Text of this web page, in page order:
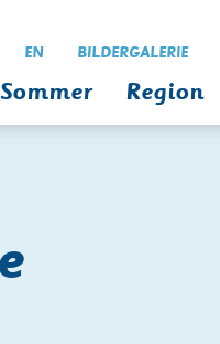
EN BILDERGALERIE
Sommer Region